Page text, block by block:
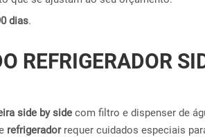
dias.
REFRIGERADOR
side by side com filtro e dispenser de
refrigeradorrequer cuidados especiais